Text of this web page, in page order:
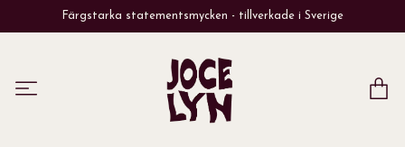
Färgstarka statementsmycken - tillverkade i Sverige